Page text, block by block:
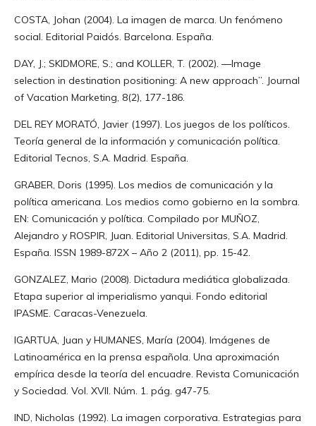
COSTA, Johan (2004). La imagen de marca. Un fenómeno
social. Editorial Paidós. Barcelona. España.
DAY, J.; SKIDMORE, S.; and KOLLER, T. (2002). ―Image
selection in destination positioning: A new approach”. Journal
of Vacation Marketing, 8(2), 177-186.
DEL REY MORATÓ, Javier (1997). Los juegos de los políticos.
Teoría general de la información y comunicación política.
Editorial Tecnos, S.A. Madrid. España.
GRABER, Doris (1995). Los medios de comunicación y la
política americana. Los medios como gobierno en la sombra.
EN: Comunicación y política. Compilado por MUÑOZ,
Alejandro y ROSPIR, Juan. Editorial Universitas, S.A. Madrid.
España. ISSN 1989-872X – Año 2 (2011), pp. 15-42.
GONZALEZ, Mario (2008). Dictadura mediática globalizada.
Etapa superior al imperialismo yanqui. Fondo editorial
IPASME. Caracas-Venezuela.
IGARTUA, Juan y HUMANES, María (2004). Imágenes de
Latinoamérica en la prensa española. Una aproximación
empírica desde la teoría del encuadre. Revista Comunicación
y Sociedad. Vol. XVII. Núm. 1. pág. g47-75.
IND, Nicholas (1992). La imagen corporativa. Estrategias para